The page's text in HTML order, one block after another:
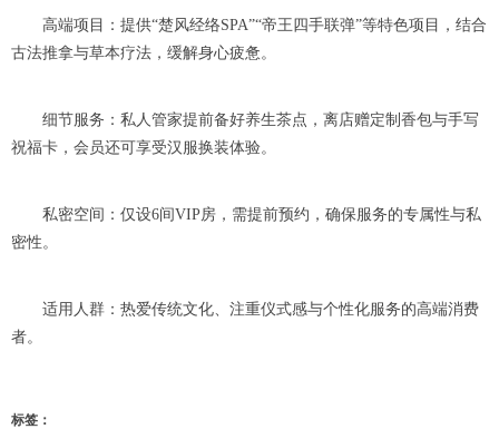
高端项目：提供“楚风经络SPA”“帝王四手联弹”等特色项目，结合
古法推拿与草本疗法，缓解身心疲惫。
细节服务：私人管家提前备好养生茶点，离店赠定制香包与手写
祝福卡，会员还可享受汉服换装体验。
私密空间：仅设6间VIP房，需提前预约，确保服务的专属性与私
密性。
适用人群：热爱传统文化、注重仪式感与个性化服务的高端消费
者。
标签：